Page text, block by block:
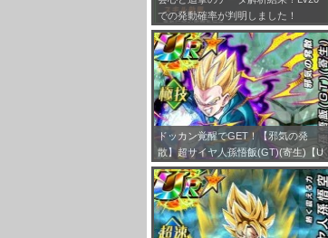
での発動確率が判明しました！
ドッカン覚醒でGET！【邪気の発
散】超サイヤ人孫悟飯(GT)(寄生)【U
R】のLV最大ステータスが判明しまし
た！